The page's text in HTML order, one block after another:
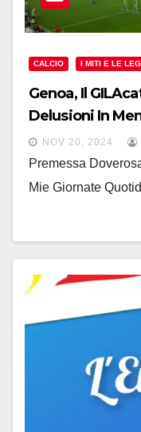
CALCIO I MITI E LE
Genoa, Il
Delusioni In
NOV 20, 2024
Premessa
Mie Giornate